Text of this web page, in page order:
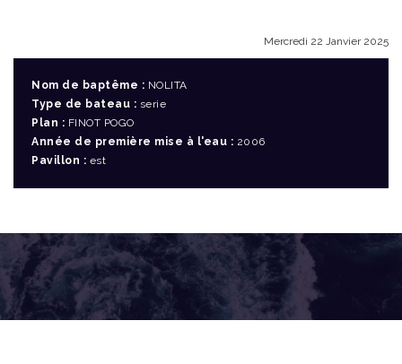
Mercredi 22 Janvier 2025
Nom de baptême : NOLITA
Type de bateau : serie
Plan : FINOT POGO
Année de première mise à l'eau : 2006
Pavillon : est